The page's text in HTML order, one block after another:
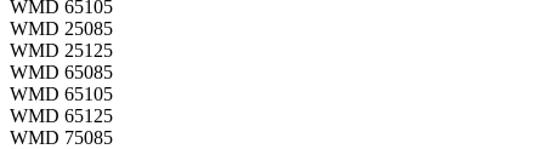
WMD 65105
WMD 25085
WMD 25125
WMD 65085
WMD 65105
WMD 65125
WMD 75085